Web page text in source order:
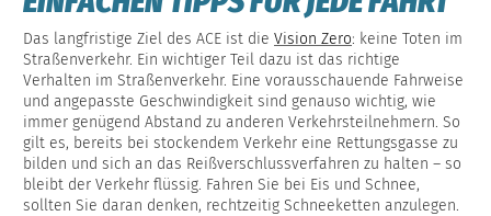
Das langfristige Ziel des ACE ist die Vision Zero: keine Toten im
Straßenverkehr. Ein wichtiger Teil dazu ist das richtige
Verhalten im Straßenverkehr. Eine vorausschauende Fahrweise
und angepasste Geschwindigkeit sind genauso wichtig, wie
immer genügend Abstand zu anderen Verkehrsteilnehmern. So
gilt es, bereits bei stockendem Verkehr eine Rettungsgasse zu
bilden und sich an das Reißverschlussverfahren zu halten – so
bleibt der Verkehr flüssig. Fahren Sie bei Eis und Schnee,
sollten Sie daran denken, rechtzeitig Schneeketten anzulegen.